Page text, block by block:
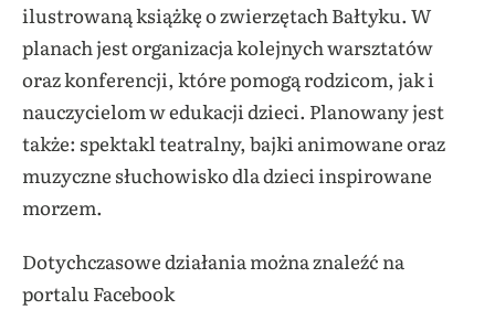
ilustrowaną książkę o zwierzętach Bałtyku. W
planach jest organizacja kolejnych warsztatów
oraz konferencji, które pomogą rodzicom, jak i
nauczycielom w edukacji dzieci. Planowany jest
także: spektakl teatralny, bajki animowane oraz
muzyczne słuchowisko dla dzieci inspirowane
morzem.
Dotychczasowe działania można znaleźć na
portalu Facebook